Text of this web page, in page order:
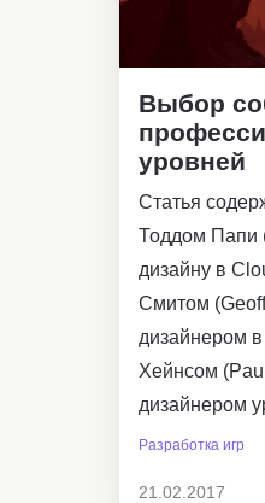
Выбор
уровней
Статья
Тоддом Папи
дизайну в
Смитом
дизайнером
Хейнсом
дизайнером
Разработка игр
21.02.2017